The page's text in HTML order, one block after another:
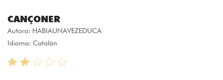
CANÇONER
Autora: HABIAUNAVEZEDUCA
Idioma: Catalán